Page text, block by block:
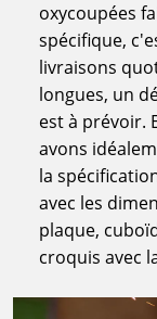
oxycoupées
spécifique,
livraisons
longues, un
est à prévoir.
avons
la
avec les
plaque,
croquis avec